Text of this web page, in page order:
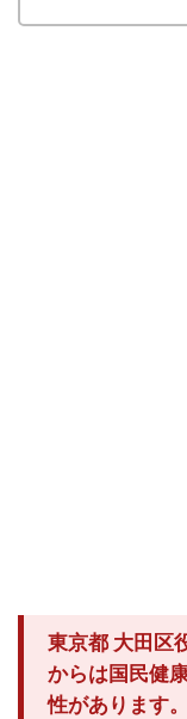
東京都 大田区
からは国民健
性があります。